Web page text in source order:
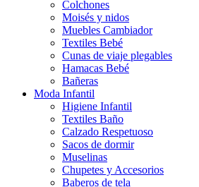
Colchones
Moisés y nidos
Muebles Cambiador
Textiles Bebé
Cunas de viaje plegables
Hamacas Bebé
Bañeras
Moda Infantil
Higiene Infantil
Textiles Baño
Calzado Respetuoso
Sacos de dormir
Muselinas
Chupetes y Accesorios
Baberos de tela